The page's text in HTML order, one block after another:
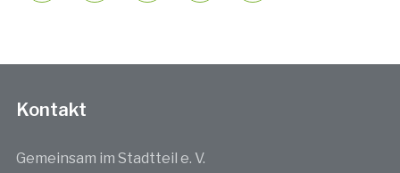
Kontakt
Gemeinsam im Stadtteil e. V.